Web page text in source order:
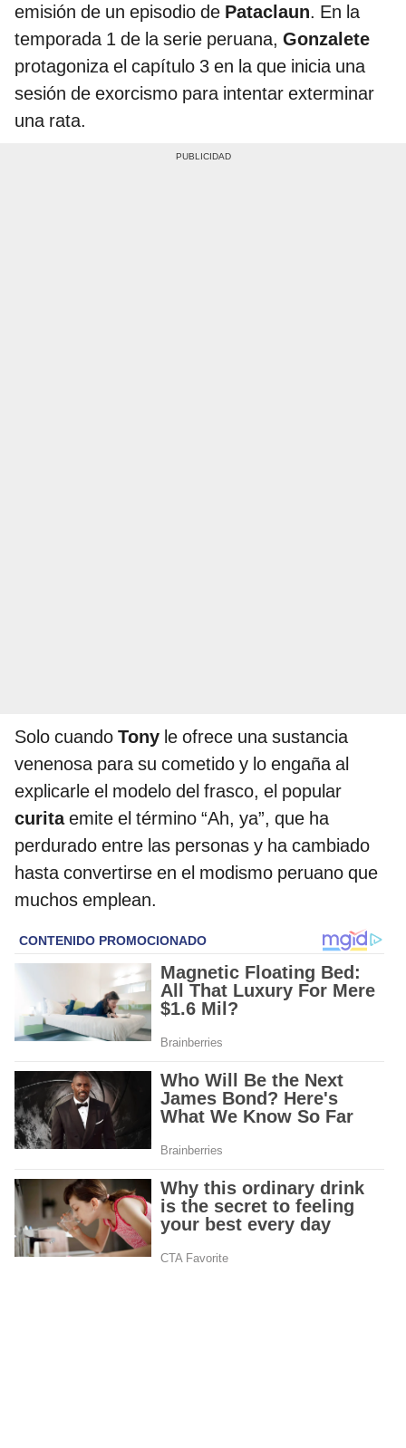
emisión de un episodio de Pataclaun. En la
temporada 1 de la serie peruana, Gonzalete
protagoniza el capítulo 3 en la que inicia una
sesión de exorcismo para intentar exterminar
una rata.
Solo cuando Tony le ofrece una sustancia
venenosa para su cometido y lo engaña al
explicarle el modelo del frasco, el popular
curitaemite el término “Ah, ya”, que ha
perdurado entre las personas y ha cambiado
hasta convertirse en el modismo peruano que
muchos emplean.